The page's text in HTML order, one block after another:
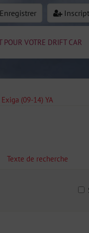
POUR VOTRE DRIFT CAR
Exiga (09-14) YA
Texte de recherche